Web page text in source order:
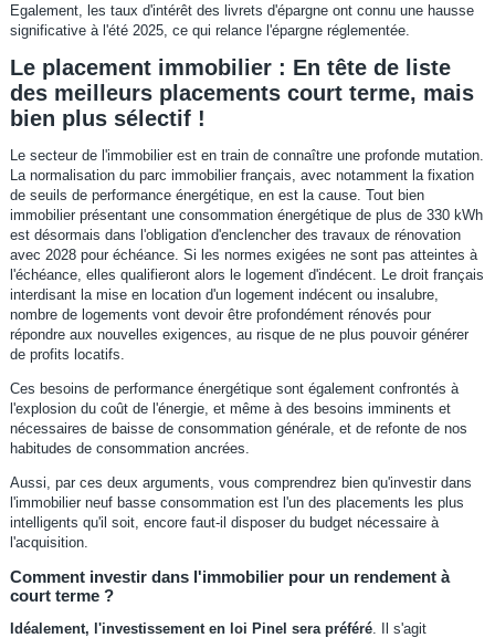
Egalement, les taux d'intérêt des livrets d'épargne ont connu une hausse
significative à l'été 2025, ce qui relance l'épargne réglementée.
Le placement immobilier : En tête de liste
des meilleurs placements court terme, mais
bien plus sélectif !
Le secteur de l'immobilier est en train de connaître une profonde mutation.
La normalisation du parc immobilier français, avec notamment la fixation
de seuils de performance énergétique, en est la cause. Tout bien
immobilier présentant une consommation énergétique de plus de 330 kWh
est désormais dans l'obligation d'enclencher des travaux de rénovation
avec 2028 pour échéance. Si les normes exigées ne sont pas atteintes à
l'échéance, elles qualifieront alors le logement d'indécent. Le droit français
interdisant la mise en location d'un logement indécent ou insalubre,
nombre de logements vont devoir être profondément rénovés pour
répondre aux nouvelles exigences, au risque de ne plus pouvoir générer
de profits locatifs.
Ces besoins de performance énergétique sont également confrontés à
l'explosion du coût de l'énergie, et même à des besoins imminents et
nécessaires de baisse de consommation générale, et de refonte de nos
habitudes de consommation ancrées.
Aussi, par ces deux arguments, vous comprendrez bien qu'investir dans
l'immobilier neuf basse consommation est l'un des placements les plus
intelligents qu'il soit, encore faut-il disposer du budget nécessaire à
l'acquisition.
Comment investir dans l'immobilier pour un rendement à
court terme ?
Idéalement, l'investissement en loi Pinel sera préféré. Il s'agit